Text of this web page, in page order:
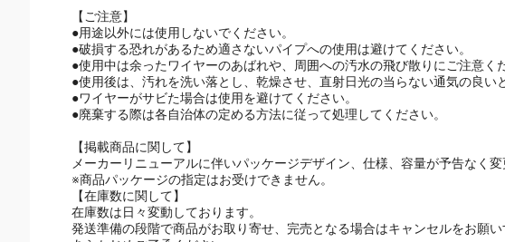
【ご注意】
●用途以外には使用しないでください。
●破損する恐れがあるため適さないパイプへの使用は避けてください。
●使用中は余ったワイヤーのあばれや、周囲への汚水の飛び散りにご注意く
●使用後は、汚れを洗い落とし、乾燥させ、直射日光の当らない通気の良い
●ワイヤーがサビた場合は使用を避けてください。
●廃棄する際は各自治体の定める方法に従って処理してください。
【掲載商品に関して】
メーカーリニューアルに伴いパッケージデザイン、仕様、容量が予告なく変
※商品パッケージの指定はお受けできません。
【在庫数に関して】
在庫数は日々変動しております。
発送準備の段階で商品がお取り寄せ、完売となる場合はキャンセルをお願い